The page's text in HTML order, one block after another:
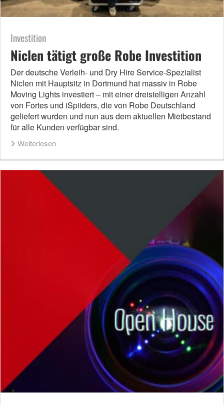
Investition
Niclen tätigt große Robe Investition
Der deutsche Verleih- und Dry Hire Service-Spezialist
Niclen mit Hauptsitz in Dortmund hat massiv in Robe
Moving Lights investiert – mit einer dreistelligen Anzahl
von Fortes und iSpiiders, die von Robe Deutschland
geliefert wurden und nun aus dem aktuellen Mietbestand
für alle Kunden verfügbar sind.
Weiterlesen